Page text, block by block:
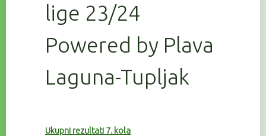
lige 23/24
Powered by Plava
Laguna-Tupljak
Ukupni rezultati 7. kola